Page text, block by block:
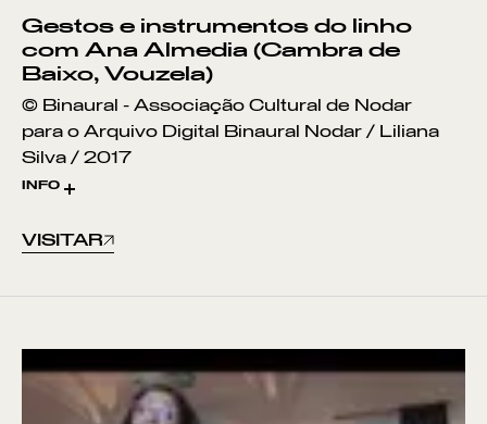
PALITOS DE LORVÃO
BORDADOS
OLARIA
CUTELARIA
CONSTRUÇÃO DE VIOLAS DE
Gestos e instrumentos do linho
com Ana Almedia (Cambra de
Baixo, Vouzela)
© Binaural - Associação Cultural de Nodar
para o Arquivo Digital Binaural Nodar / Liliana
Silva / 2017
INFO
VISITAR